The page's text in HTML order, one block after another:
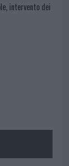
intervento dei